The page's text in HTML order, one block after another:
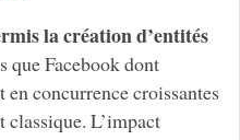
la création d’entités
que Facebook dont
concurrence croissantes
classique. L’impact